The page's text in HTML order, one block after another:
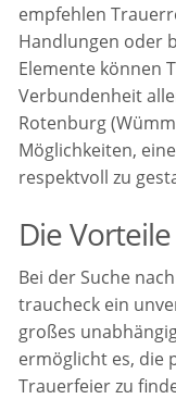
empfehlen
Handlungen oder
Elemente können
Verbundenheit
Rotenburg
Möglichkeiten,
respektvoll zu
Die
Bei der Suche nach
traucheck ein
großes
ermöglicht es, die
Trauerfeier zu